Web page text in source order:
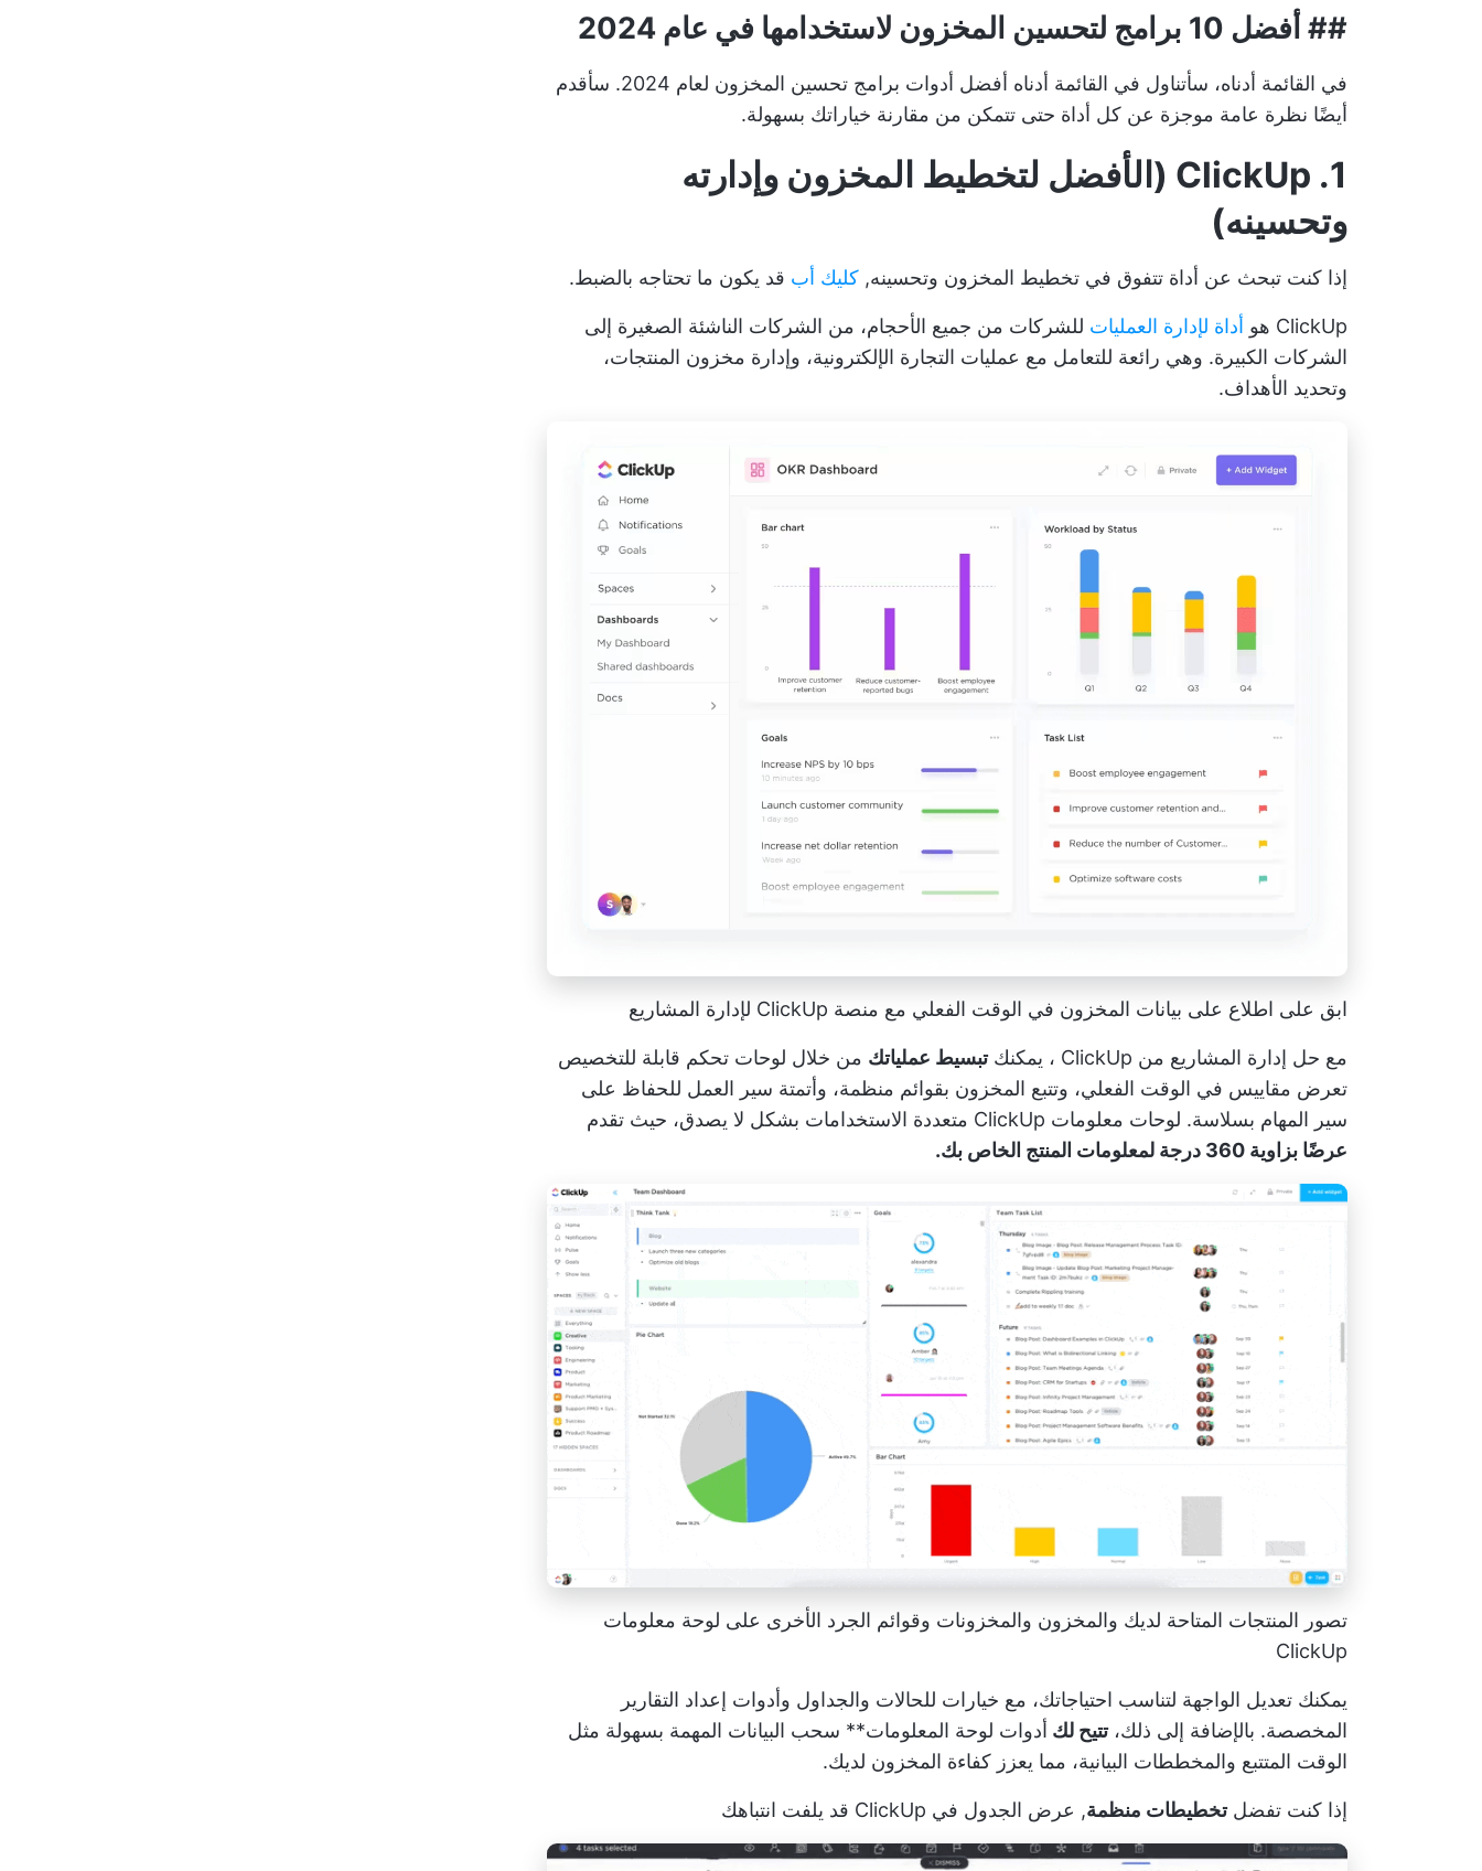
## أفضل 10 برامج لتحسين المخزون لاستخدامها في عام 2024
في القائمة أدناه، سأتناول في القائمة أدناه أفضل أدوات برامج تحسين المخزون لعام 2024. سأقدم
أيضًا نظرة عامة موجزة عن كل أداة حتى تتمكن من مقارنة خياراتك بسهولة.
1. ClickUp (الأفضل لتخطيط المخزون وإدارته
وتحسينه)
إذا كنت تبحث عن أداة تتفوق في تخطيط المخزون وتحسينه, كليك أب قد يكون ما تحتاجه بالضبط.
ClickUp هو أداة لإدارة العمليات للشركات من جميع الأحجام، من الشركات الناشئة الصغيرة إلى
الشركات الكبيرة. وهي رائعة للتعامل مع عمليات التجارة الإلكترونية، وإدارة مخزون المنتجات،
وتحديد الأهداف.
ابق على اطلاع على بيانات المخزون في الوقت الفعلي مع منصة ClickUp لإدارة المشاريع
مع حل إدارة المشاريع من ClickUp ، يمكنكتبسيط عملياتك من خلال لوحات تحكم قابلة للتخصيص
تعرض مقاييس في الوقت الفعلي، وتتبع المخزون بقوائم منظمة، وأتمتة سير العمل للحفاظ على
سير المهام بسلاسة. لوحات معلومات ClickUp
متعددة الاستخدامات بشكل لا يصدق، حيث تقدم
عرضًا بزاوية 360 درجة لمعلومات المنتج الخاص بك.
تصور المنتجات المتاحة لديك والمخزون والمخزونات وقوائم الجرد الأخرى على لوحة معلومات
ClickUp
يمكنك تعديل الواجهة لتناسب احتياجاتك، مع خيارات للحالات والجداول وأدوات إعداد التقارير
المخصصة. بالإضافة إلى ذلك،تتيح لك أدوات لوحة المعلومات** سحب البيانات المهمة بسهولة مثل
الوقت المتتبع والمخططات البيانية، مما يعزز كفاءة المخزون لديك.
إذا كنت تفضلتخطيطات منظمة, عرض الجدول في ClickUp قد يلفت انتباهك